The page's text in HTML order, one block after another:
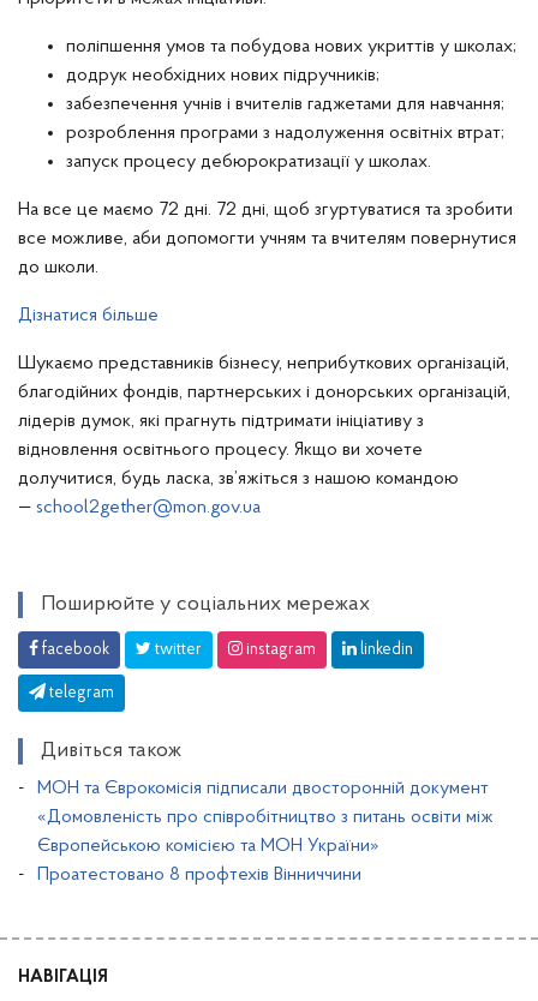
поліпшення умов та побудова нових укриттів у школах;
додрук необхідних нових підручників;
забезпечення учнів і вчителів гаджетами для навчання;
розроблення програми з надолуження освітніх втрат;
запуск процесу дебюрократизації у школах.
На все це маємо 72 дні. 72 дні, щоб згуртуватися та зробити
все можливе, аби допомогти учням та вчителям повернутися
до школи.
Дізнатися більше
Шукаємо представників бізнесу, неприбуткових організацій,
благодійних фондів, партнерських і донорських організацій,
лідерів думок, які прагнуть підтримати ініціативу з
відновлення освітнього процесу. Якщо ви хочете
долучитися, будь ласка, зв’яжіться з нашою командою
— school2gether@mon.gov.ua
Поширюйте у соціальних мережах
facebook twitter instagram linkedin
telegram
Дивіться також
МОН та Єврокомісія підписали двосторонній документ
«Домовленість про співробітництво з питань освіти між
Європейською комісією та МОН України»
Проатестовано 8 профтехів Вінниччини
НАВІГАЦІЯ